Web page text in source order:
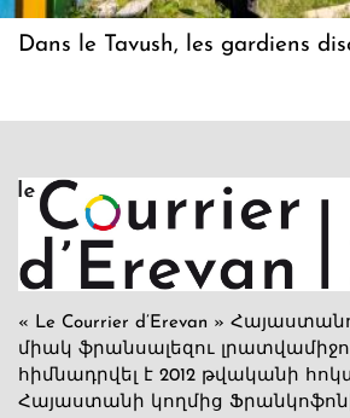
Dans le Tavush, les gardiens
« Le Courrier d’Erevan »
միակ ֆրանսալեզու
հիմնադրվել է 2012 թվականի
Հայաստանի կողմից